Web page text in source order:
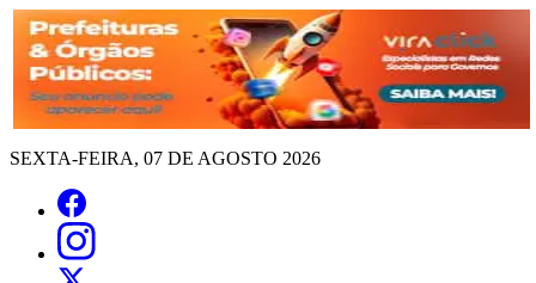
SEXTA-FEIRA, 07 DE AGOSTO 2026